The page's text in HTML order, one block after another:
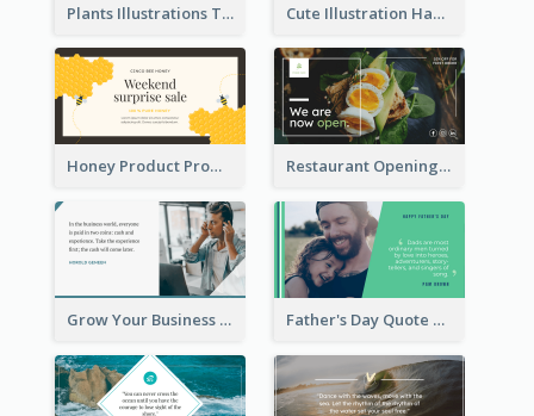
Plants Illustrations Thank You Twitter Post Cute Illustration Happy Birthday Twitter Post
Honey Product Promotion Twitter Post Restaurant Opening Promotion Twitter Post
Grow Your Business Quote Twitter Post Father's Day Quote Twitter Post